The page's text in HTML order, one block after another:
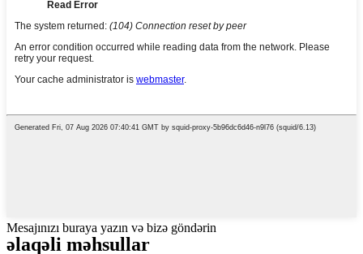
Mesajınızı buraya yazın və bizə göndərin
əlaqəli məhsullar